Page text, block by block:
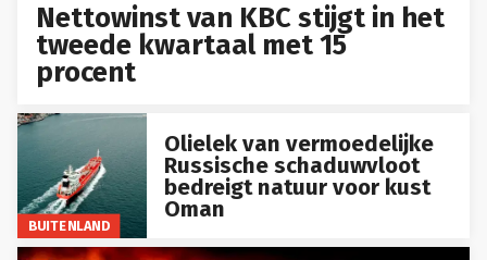
Nettowinst van KBC stijgt in het
tweede kwartaal met 15
procent
BUITENLAND
Olielek van vermoedelijke
Russische schaduwvloot
bedreigt natuur voor kust
Oman